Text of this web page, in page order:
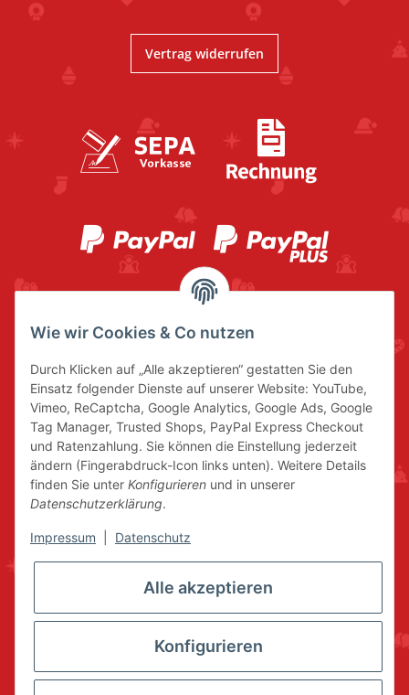
Vertrag widerrufen
Wie wir Cookies & Co nutzen
Durch Klicken auf „Alle akzeptieren“ gestatten Sie den
Einsatz folgender Dienste auf unserer Website: YouTube,
Vimeo, ReCaptcha, Google Analytics, Google Ads, Google
Tag Manager, Trusted Shops, PayPal Express Checkout
und Ratenzahlung. Sie können die Einstellung jederzeit
ändern (Fingerabdruck-Icon links unten). Weitere Details
finden Sie unter Konfigurieren und in unserer
Datenschutzerklärung.
Impressum Datenschutz
Alle akzeptieren
Konfigurieren